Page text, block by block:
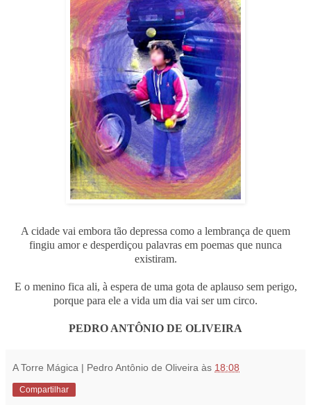
A cidade vai embora tão depressa como a lembrança de quem
fingiu amor e desperdiçou palavras em poemas que nunca
existiram.
E o menino fica ali, à espera de uma gota de aplauso sem perigo,
porque para ele a vida um dia vai ser um circo.
PEDRO ANTÔNIO DE OLIVEIRA
A Torre Mágica | Pedro Antônio de Oliveira às 18:08
Compartilhar